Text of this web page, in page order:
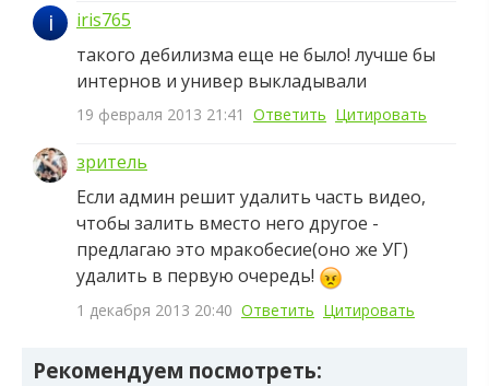
i
iris765
такого дебилизма еще не было! лучше бы
интернов и универ выкладывали
19 февраля 2013 21:41 Ответить Цитировать
зритель
Если админ решит удалить часть видео,
чтобы залить вместо него другое -
предлагаю это мракобесие(оно же УГ)
удалить в первую очередь!
1 декабря 2013 20:40 Ответить Цитировать
Рекомендуем посмотреть: